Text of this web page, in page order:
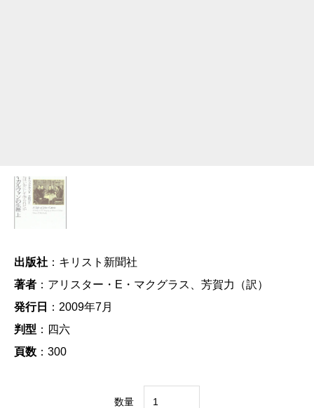
出版社 ：キリスト新聞社
著者 ：アリスター・E・マクグラス、芳賀力（訳）
発行日
：2009年7月
判型 ：四六
頁数 ：300
数量